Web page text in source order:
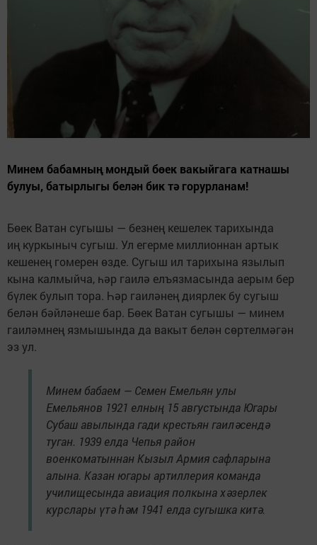
Минем бабамның мондый бөек вакыйгага катнашы
булуы, батырлыгы белән бик тә горурланам!
Бөек Ватан сугышы — безнең кешелек тарихында
иң куркыныч сугыш. Ул егерме миллионнан артык
кешенең гомерен өзде. Сугыш ил тарихына язылып
кына калмыйча, һәр гаилә елъязмасында аерым бер
бүлек булып тора. Һәр гаиләнең диярлек бу сугыш
белән бәйләнеше бар. Бөек Ватан сугышы — минем
гаиләмнең язмышында да вакыт белән сөртелмәгән
эз ул.
Минем бабаем — Семен Емельян улы
Емельянов 1921 елның 15 августында Югары
Субаш авылында гади крестьян гаиләсендә
туган. 1939 елда Чепья район
военкоматыннан Кызыл Армия сафларына
алына. Казан югары артиллерия команда
училищесында авиация полкына хәзерлек
курслары үтә һәм 1941 елда сугышка китә.